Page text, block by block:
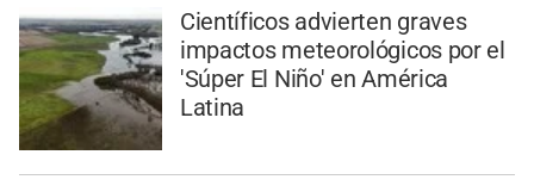
Científicos advierten graves
impactos meteorológicos por el
'Súper El Niño' en América
Latina